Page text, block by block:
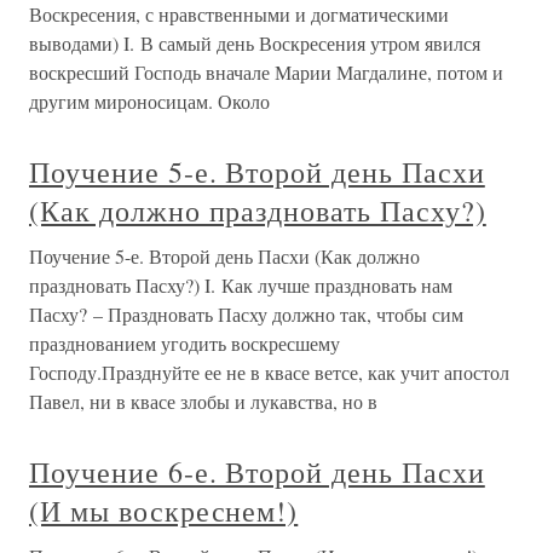
Воскресения, с нравственными и догматическими
выводами) I. В самый день Воскресения утром явился
воскресший Господь вначале Марии Магдалине, потом и
другим мироносицам. Около
Поучение 5-е. Второй день Пасхи
(Как должно праздновать Пасху?)
Поучение 5-е. Второй день Пасхи (Как должно
праздновать Пасху?) I. Как лучше праздновать нам
Пасху? – Праздновать Пасху должно так, чтобы сим
празднованием угодить воскресшему
Господу.Празднуйте ее не в квасе ветсе, как учит апостол
Павел, ни в квасе злобы и лукавства, но в
Поучение 6-е. Второй день Пасхи
(И мы воскреснем!)